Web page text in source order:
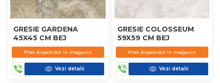
GRESIE GARDENA
45X45 CM BEJ
Pret disponibil in magazin
Vezi detalii
GRESIE COLOSSEUM
59X59 CM BEJ
Pret disponibil in magazin
Vezi detalii